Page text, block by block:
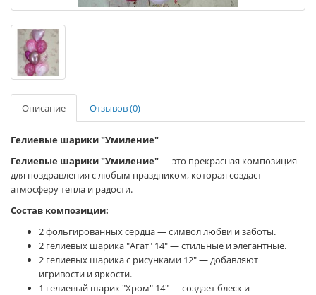
Описание Отзывов (0)
Гелиевые шарики "Умиление"
Гелиевые шарики "Умиление"— это прекрасная композиция
для поздравления с любым праздником, которая создаст
атмосферу тепла и радости.
Состав композиции:
2 фольгированных сердца — символ любви и заботы.
2 гелиевых шарика "Агат" 14" — стильные и элегантные.
2 гелиевых шарика с рисунками 12" — добавляют
игривости и яркости.
1 гелиевый шарик "Хром" 14" — создает блеск и